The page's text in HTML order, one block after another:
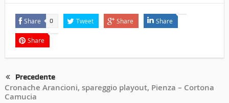
Share 0 Tweet Share Share
Share
Precedente
Cronache Arancioni, spareggio playout, Pienza – Cortona
Camucia